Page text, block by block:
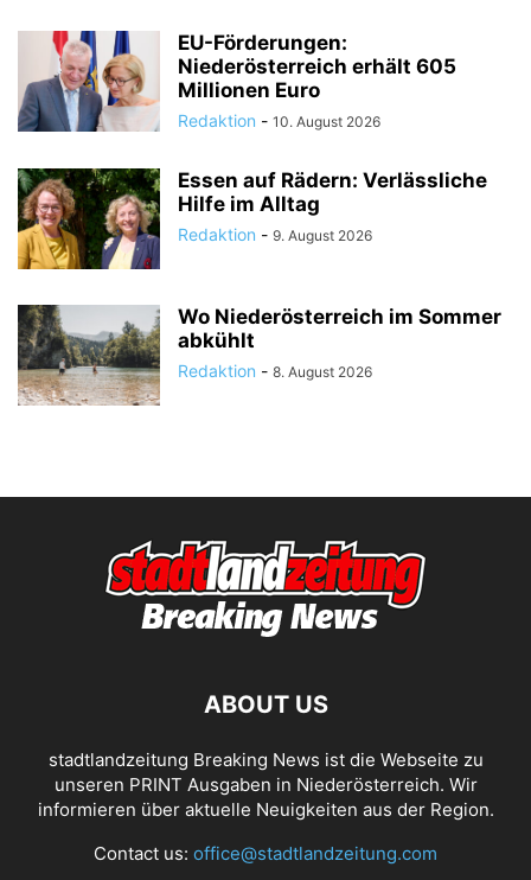
EU-Förderungen:
Niederösterreich erhält 605
Millionen Euro
Redaktion - 10. August 2026
Essen auf Rädern: Verlässliche
Hilfe im Alltag
Redaktion - 9. August 2026
Wo Niederösterreich im Sommer
abkühlt
Redaktion - 8. August 2026
ABOUT US
stadtlandzeitung Breaking News ist die Webseite zu
unseren PRINT Ausgaben in Niederösterreich. Wir
informieren über aktuelle Neuigkeiten aus der Region.
Contact us: office@stadtlandzeitung.com